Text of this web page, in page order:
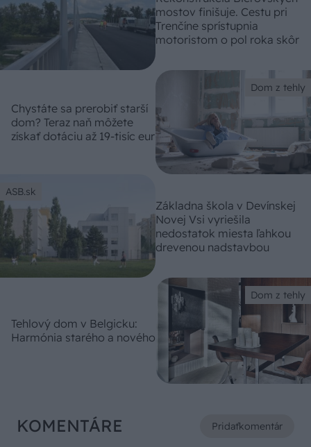
mostov finišuje. Cestu pri
Trenčíne sprístupnia
motoristom o pol roka skôr
Dom z tehly
Chystáte sa prerobiť starší
dom? Teraz naň môžete
získať dotáciu až 19-tisíc eur
ASB.sk
Základna škola v Devínskej
Novej Vsi vyriešila
nedostatok miesta ľahkou
drevenou nadstavbou
Dom z tehly
Tehlový dom v Belgicku:
Harmónia starého a nového
KOMENTÁRE Pridaťkomentár